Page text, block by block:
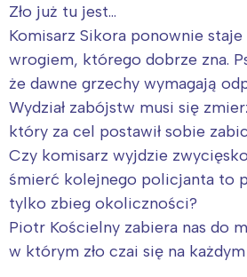
Zło już tu jest…
Komisarz Sikora ponownie
wrogiem, którego dobrze zna.
że dawne grzechy wymagają
Wydział zabójstw musi się
który za cel postawił sobie
Czy komisarz wyjdzie
śmierć kolejnego policjanta to
tylko zbieg okoliczności?
Piotr Kościelny zabiera nas do
w którym zło czai się na